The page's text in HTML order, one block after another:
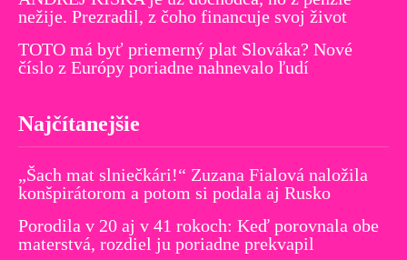
nežije. Prezradil, z čoho financuje svoj život
TOTO má byť priemerný plat Slováka? Nové
číslo z Európy poriadne nahnevalo ľudí
Najčítanejšie
„Šach mat slniečkári!“ Zuzana Fialová naložila
konšpirátorom a potom si podala aj Rusko
Porodila v 20 aj v 41 rokoch: Keď porovnala obe
materstvá, rozdiel ju poriadne prekvapil